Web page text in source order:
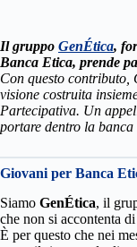
Il gruppo GenÉtica,
Banca Etica, prende
Con questo
visione costruita
Partecipativa. Un
portare dentro la
Giovani per Banca
Siamo GenÉtica, il
che non si accontenta
È per questo che nei